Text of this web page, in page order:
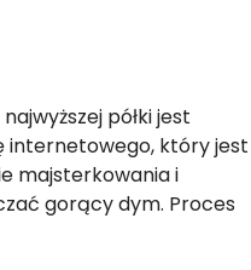
półki jest
internetowego, który jest
majsterkowania i
gorący dym. Proces